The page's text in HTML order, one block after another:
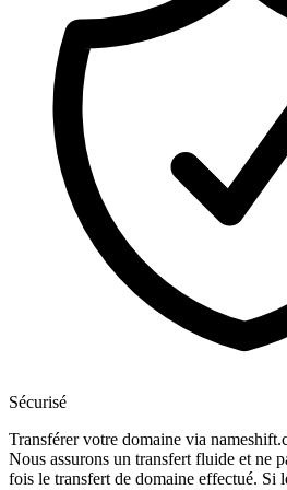
Sécurisé
Transférer votre domaine via
Nous assurons un transfert fluide et ne
fois le transfert de domaine effectué. Si